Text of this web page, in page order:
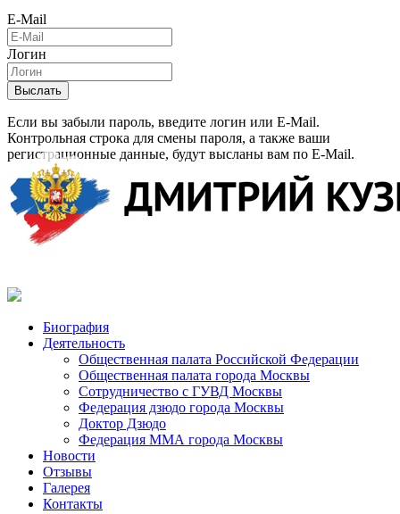
E-Mail
Логин
Выслать
Если вы забыли пароль, введите логин или E-Mail.
Контрольная строка для смены пароля, а также ваши
регистрационные данные, будут высланы вам по E-Mail.
Биография
Деятельность
Общественная палата Российской Федерации
Общественная палата города Москвы
Сотрудничество с ГУВД Москвы
Федерация дзюдо города Москвы
Доктор Дзюдо
Федерация ММА города Москвы
Новости
Отзывы
Галерея
Контакты